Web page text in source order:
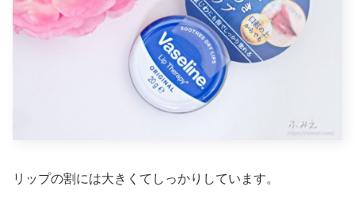
リップの割には大きくてしっかりしています。